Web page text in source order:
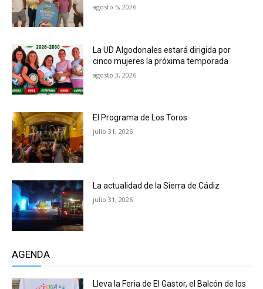
agosto 5, 2026
La UD Algodonales estará dirigida por
cinco mujeres la próxima temporada
agosto 3, 2026
El Programa de Los Toros
julio 31, 2026
La actualidad de la Sierra de Cádiz
julio 31, 2026
AGENDA
Lleva la Feria de El Gastor, el Balcón de los